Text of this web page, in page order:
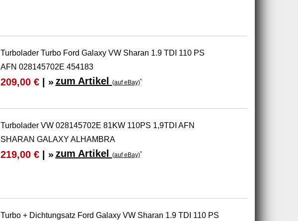
Turbolader Turbo Ford Galaxy VW Sharan 1.9 TDI 110 PS
AFN 028145702E 454183
209,00 €| » zum Artikel (auf eBay)*
Turbolader VW 028145702E 81KW 110PS 1,9TDI AFN
SHARAN GALAXY ALHAMBRA
219,00 €| » zum Artikel (auf eBay)*
Turbo + Dichtungsatz Ford Galaxy VW Sharan 1.9 TDI 110 PS